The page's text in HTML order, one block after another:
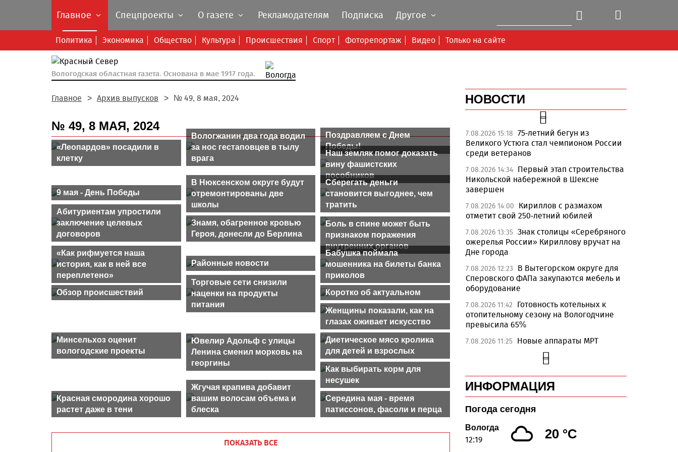
Главное
Политика Экономика Общество Культура Происшествия Спорт Фоторепортаж Видео Только на сайте
Спецпроекты О газете Рекламодателям Подписка Другое
Вологодская областная газета. Основана в мае 1917 года.
Главное Архив выпусков № 49, 8 мая, 2024
№ 49, 8 МАЯ, 2024
«Леопардов» посадили в
клетку
Вологжанин два года водил
за нос гестаповцев в тылу
врага
Поздравляем с Днем
Победы!
Наш земляк помог доказать
вину фашистских
пособников
9 мая - День Победы
В Нюксенском округе будут
отремонтированы две
школы
Сберегать деньги
становится выгоднее, чем
тратить
Абитуриентам упростили
заключение целевых
договоров
Знамя, обагренное кровью
Героя, донесли до Берлина
Боль в спине может быть
признаком поражения
внутренних органов
«Как рифмуется наша
история, как в ней все
переплетено»
Районные новости
Бабушка поймала
мошенника на билеты банка
приколов
Обзор происшествий
Торговые сети снизили
наценки на продукты
питания
Коротко об актуальном
Женщины показали, как на
глазах оживает искусство
Минсельхоз оценит
вологодские проекты
Ювелир Адольф с улицы
Ленина сменил морковь на
георгины
Диетическое мясо кролика
для детей и взрослых
Как выбирать корм для
несушек
Красная смородина хорошо
растет даже в тени
Жгучая крапива добавит
вашим волосам объема и
блеска
Середина мая - время
патиссонов, фасоли и перца
ПОКАЗАТЬ ВСЕ
НОВОСТИ
7.08.2026 15:18 75-летний бегун из
Великого Устюга стал чемпионом России
среди ветеранов
7.08.2026 14:34 Первый этап строительства
Никольской набережной в Шексне
завершен
7.08.2026 14:00
Кириллов с размахом
отметит свой 250-летний юбилей
7.08.2026 13:35 Знак столицы «Серебряного
ожерелья России» Кириллову вручат на
Дне города
7.08.2026 12:23
В Вытегорском округе для
Сперовского ФАПа закупаются мебель и
оборудование
7.08.2026 11:42
Готовность котельных к
отопительному сезону на Вологодчине
превысила 65%
7.08.2026 11:25 Новые аппараты МРТ
установят в двух медучреждениях
Вологодской области
7.08.2026 10:41 В Устюжне отметят 774-
летие города фестивалем кузнечного
мастерства
7.08.2026 10:18
Вологодская область
уверенно шагает в цифровое будущее
7.08.2026 09:49 На Вологодчине подвели
ИНФОРМАЦИЯ
Погода сегодня
Вологда
12:19 20 °C